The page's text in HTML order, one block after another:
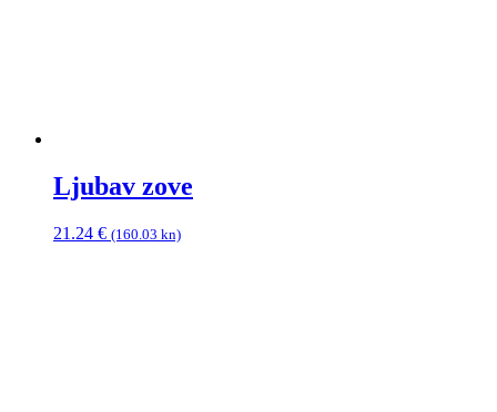
Ljubav zove
21.24 € (160.03 kn)